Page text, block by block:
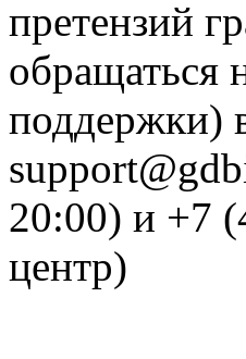
претензий
обращаться
поддержки)
20:00) и +7
центр)